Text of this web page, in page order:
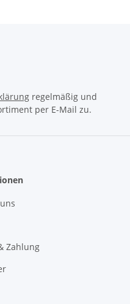
regelmäßig und
per E-Mail zu.
Zahlung